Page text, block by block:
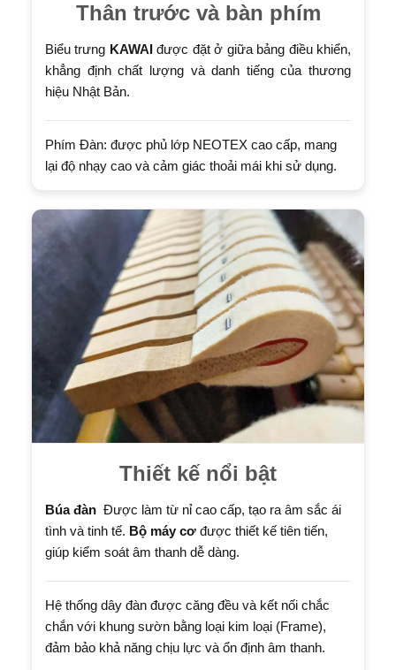
Thân trước và bàn phím
Biểu trưng KAWAIđược đặt ở giữa bảng điều khiển,
khẳng định chất lượng và danh tiếng của thương
hiệu Nhật Bản.
Phím Đàn: được phủ lớp NEOTEX cao cấp, mang
lại độ nhạy cao và cảm giác thoải mái khi sử dụng.
Thiết kế nổi bật
Búa đàn Được làm từ nỉ cao cấp, tạo ra âm sắc ái
tình và tinh tế. Bộ máy cơ được thiết kế tiên tiến,
giúp kiểm soát âm thanh dễ dàng.
Hệ thống dây đàn được căng đều và kết nối chắc
chắn với khung sườn bằng loại kim loại (Frame),
đảm bảo khả năng chịu lực và ổn định âm thanh.